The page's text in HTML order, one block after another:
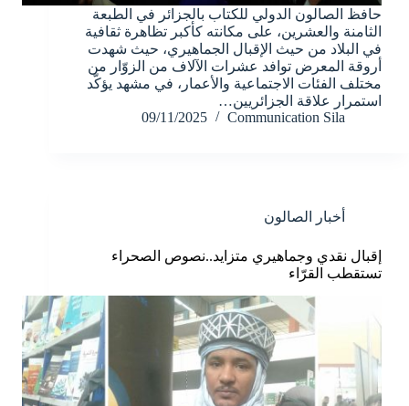
حافظ الصالون الدولي للكتاب بالجزائر في الطبعة
الثامنة والعشرين، على مكانته كأكبر تظاهرة ثقافية
في البلاد من حيث الإقبال الجماهيري، حيث شهدت
أروقة المعرض توافد عشرات الآلاف من الزوّار من
مختلف الفئات الاجتماعية والأعمار، في مشهد يؤكّد
استمرار علاقة الجزائريين…
Communication Sila
09/11/2025
أخبار الصالون
إقبال نقدي وجماهيري متزايد..نصوص الصحراء
تستقطب القرّاء